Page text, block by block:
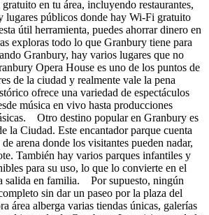
en tu área, incluyendo restaurantes,
lugares públicos donde hay Wi-Fi gratuito
útil herramienta, puedes ahorrar dinero en
exploras todo lo que Granbury tiene para
Granbury, hay varios lugares que no
Opera House es uno de los puntos de
de la ciudad y realmente vale la pena
ofrece una variedad de espectáculos
música en vivo hasta producciones
Otro destino popular en Granbury es
la Ciudad. Este encantador parque cuenta
arena donde los visitantes pueden nadar,
También hay varios parques infantiles y
para su uso, lo que lo convierte en el
salida en familia. Por supuesto, ningún
sin dar un paseo por la plaza del
área alberga varias tiendas únicas, galerías